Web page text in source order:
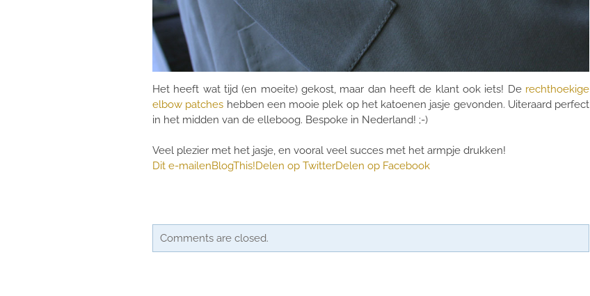
Het heeft wat tijd (en moeite) gekost, maar dan heeft de klant ook iets! De rechthoekige
elbow patches hebben een mooie plek op het katoenen jasje gevonden. Uiteraard perfect
in het midden van de elleboog. Bespoke in Nederland! ;-)
Veel plezier met het jasje, en vooral veel succes met het armpje drukken!
Dit e-mailenBlogThis!Delen op TwitterDelen op Facebook
Comments are closed.